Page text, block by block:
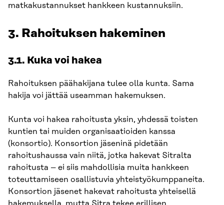
matkakustannukset hankkeen kustannuksiin.
3. Rahoituksen hakeminen
3.1. Kuka voi hakea
Rahoituksen päähakijana tulee olla kunta. Sama
hakija voi jättää useamman hakemuksen.
Kunta voi hakea rahoitusta yksin, yhdessä toisten
kuntien tai muiden organisaatioiden kanssa
(konsortio). Konsortion jäseninä pidetään
rahoitushaussa vain niitä, jotka hakevat Sitralta
rahoitusta – ei siis mahdollisia muita hankkeen
toteuttamiseen osallistuvia yhteistyökumppaneita.
Konsortion jäsenet hakevat rahoitusta yhteisellä